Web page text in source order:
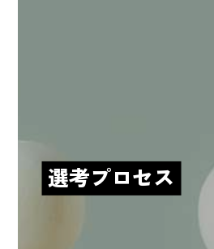
選考プロセス